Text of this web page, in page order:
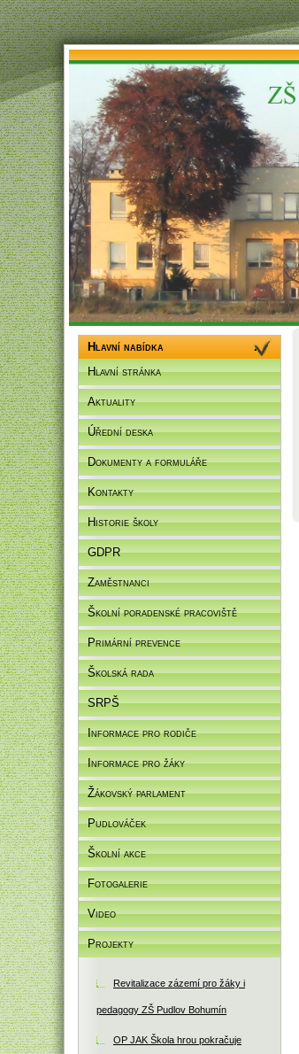
Hlavní nabídka
Hlavní stránka
Aktuality
Úřední deska
Dokumenty a formuláře
Kontakty
Historie školy
GDPR
Zaměstnanci
Školní poradenské pracoviště
Primární prevence
Školská rada
SRPŠ
Informace pro rodiče
Informace pro žáky
Žákovský parlament
Pudlováček
Školní akce
Fotogalerie
Video
Projekty
Revitalizace zázemí pro žáky i
pedagogy ZŠ Pudlov Bohumín
OP JAK Škola hrou pokračuje